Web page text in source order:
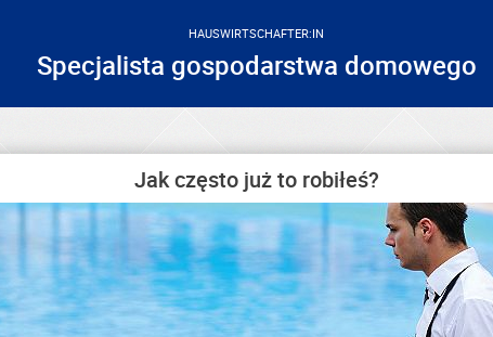
HAUSWIRTSCHAFTER:IN
Specjalista gospodarstwa domowego
Jak często już to robiłeś?